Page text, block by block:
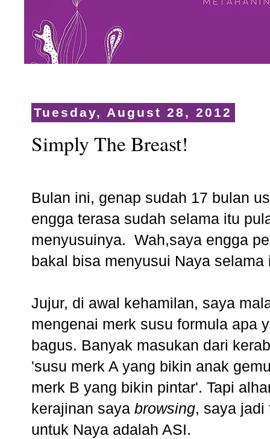
Tuesday, August 28, 2012
Simply The Breast!
Bulan ini, genap sudah 17 bulan
engga terasa sudah selama itu
menyusuinya. Wah,saya engga
bakal bisa menyusui Naya selama
Jujur, di awal kehamilan, saya
mengenai merk susu formula apa
bagus. Banyak masukan dari
'susu merk A yang bikin anak
merk B yang bikin pintar'. Tapi
kerajinan saya browsing, saya jadi
untuk Naya adalah ASI.